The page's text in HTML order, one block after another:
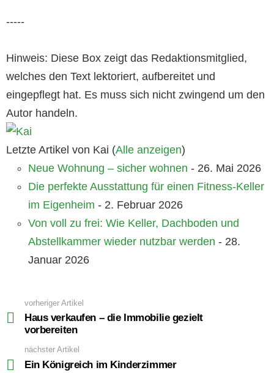
-----
Hinweis: Diese Box zeigt das Redaktionsmitglied,
welches den Text lektoriert, aufbereitet und
eingepflegt hat. Es muss sich nicht zwingend um den
Autor handeln.
Letzte Artikel von Kai (Alle anzeigen)
Neue Wohnung – sicher wohnen - 26. Mai 2026
Die perfekte Ausstattung für einen Fitness-Keller
im Eigenheim - 2. Februar 2026
Von voll zu frei: Wie Keller, Dachboden und
Abstellkammer wieder nutzbar werden - 28.
Januar 2026
more
vorheriger Artikel
Haus verkaufen – die Immobilie gezielt
vorbereiten
nächster Artikel
Ein Königreich im Kinderzimmer